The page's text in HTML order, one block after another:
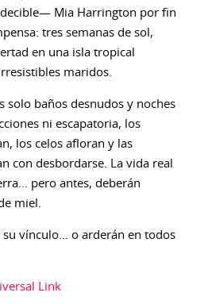
Mia Harrington por fin
tres semanas de sol,
en una isla tropical
maridos.
solo baños desnudos y noches
ni escapatoria, los
los celos afloran y las
con desbordarse. La vida real
pero antes, deberán
miel.
su vínculo… o arderán en todos
Link